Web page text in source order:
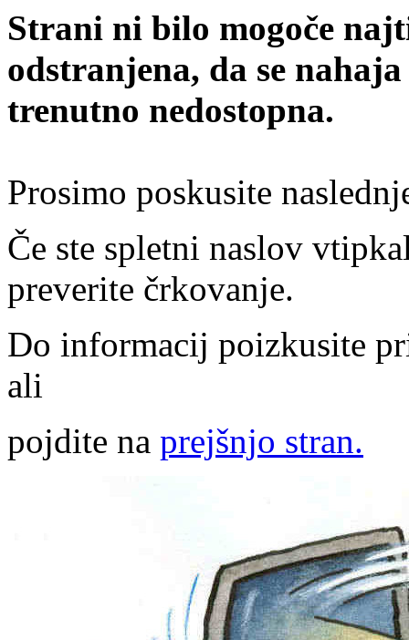
Strani ni bilo mogoče
odstranjena, da se
trenutno nedostopna.
Prosimo poskusite
Če ste spletni naslov
preverite črkovanje.
Do informacij poizkusite
ali
pojdite na prejšnjo stran.